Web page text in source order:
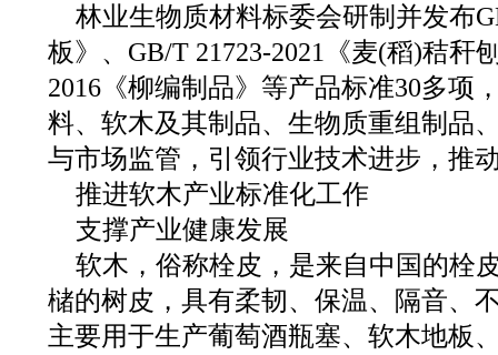
林业生物质材料标委会研制并发布
板》、GB/T 21723-2021《麦(稻)秸秆
2016《柳编制品》等产品标准30多项
料、软木及其制品、生物质重组制品
与市场监管，引领行业技术进步，推
推进软木产业标准化工作
支撑产业健康发展
软木，俗称栓皮，是来自中国的栓
槠的树皮，具有柔韧、保温、隔音、
主要用于生产葡萄酒瓶塞、软木地板